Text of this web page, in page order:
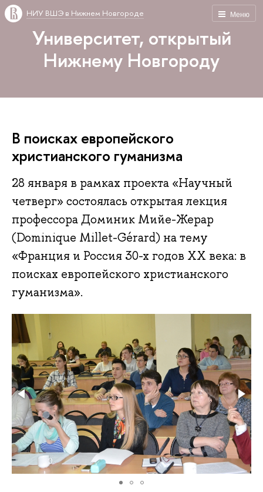
Меню
НИУ ВШЭ в Нижнем Новгороде
Университет, открытый
Нижнему Новгороду
В поисках европейского
христианского гуманизма
28 января в рамках проекта «Научный
четверг» состоялась открытая лекция
профессора Доминик Мийе-Жерар
(Dominique Millet-Gérard) на тему
«Франция и Россия 30-х годов ХХ века: в
поисках европейского христианского
гуманизма».